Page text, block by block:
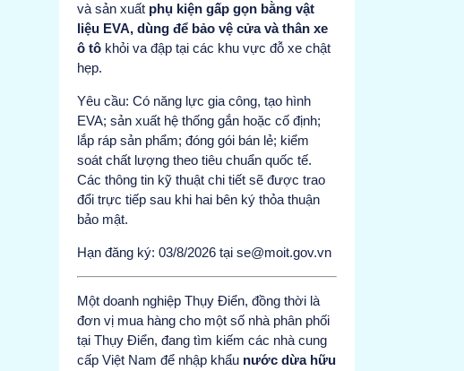
và sản xuất phụ kiện gấp gọn bằng vật
liệu EVA, dùng để bảo vệ cửa và thân xe
ô tô khỏi va đập tại các khu vực đỗ xe chật
hẹp.
Yêu cầu: Có năng lực gia công, tạo hình
EVA; sản xuất hệ thống gắn hoặc cố định;
lắp ráp sản phẩm; đóng gói bán lẻ; kiểm
soát chất lượng theo tiêu chuẩn quốc tế.
Các thông tin kỹ thuật chi tiết sẽ được trao
đổi trực tiếp sau khi hai bên ký thỏa thuận
bảo mật.
Hạn đăng ký: 03/8/2026 tại se@moit.gov.vn
Một doanh nghiệp Thụy Điển, đồng thời là
đơn vị mua hàng cho một số nhà phân phối
tại Thụy Điển, đang tìm kiếm các nhà cung
cấp Việt Nam để nhập khẩu nước dừa hữu